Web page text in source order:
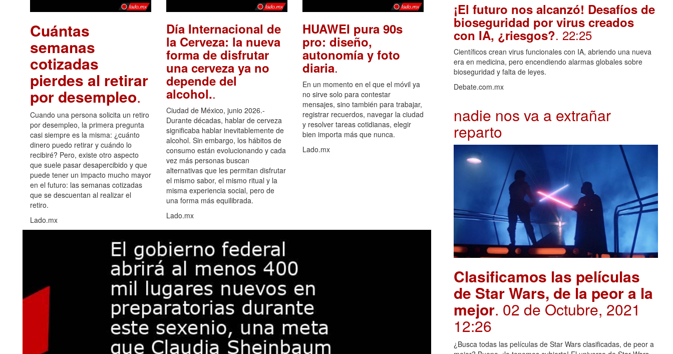
Cuántas
semanas
cotizadas
pierdes al retirar
por desempleo.
Cuando una persona solicita un retiro
por desempleo, la primera pregunta
casi siempre es la misma: ¿cuánto
dinero puedo retirar y cuándo lo
recibiré? Pero, existe otro aspecto
que suele pasar desapercibido y que
puede tener un impacto mucho mayor
en el futuro: las semanas cotizadas
que se descuentan al realizar el
retiro.
Lado.mx
Día Internacional de
la Cerveza: la nueva
forma de disfrutar
una cerveza ya no
depende del
alcohol..
Ciudad de México, junio 2026.-
Durante décadas, hablar de cerveza
significaba hablar inevitablemente de
alcohol. Sin embargo, los hábitos de
consumo están evolucionando y cada
vez más personas buscan
alternativas que les permitan disfrutar
el mismo sabor, el mismo ritual y la
misma experiencia social, pero de
una forma más equilibrada.
Lado.mx
HUAWEI pura 90s
pro: diseño,
autonomía y foto
diaria.
En un momento en el que el móvil ya
no sirve solo para contestar
mensajes, sino también para trabajar,
registrar recuerdos, navegar la ciudad
y resolver tareas cotidianas, elegir
bien importa más que nunca.
Lado.mx
¡El futuro nos alcanzó! Desafíos de
bioseguridad por virus creados
con IA, ¿riesgos?. 22:25
Científicos crean virus funcionales con IA, abriendo una nueva
era en medicina, pero encendiendo alarmas globales sobre
bioseguridad y falta de leyes.
Debate.com.mx
nadie nos va a extrañar
reparto
Clasificamos las películas
de Star Wars, de la peor a la
mejor. 02 de Octubre, 2021
12:26
¿Busca todas las películas de Star Wars clasificadas, de peor a